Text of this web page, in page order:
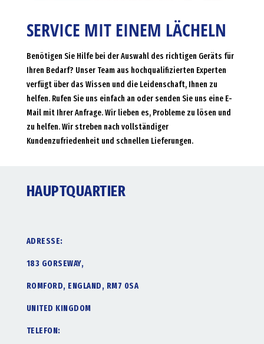
SERVICE MIT EINEM LÄCHELN
Benötigen Sie Hilfe bei der Auswahl des richtigen Geräts für
Ihren Bedarf? Unser Team aus hochqualifizierten Experten
verfügt über das Wissen und die Leidenschaft, Ihnen zu
helfen. Rufen Sie uns einfach an oder senden Sie uns eine E-
Mail mit Ihrer Anfrage. Wir lieben es, Probleme zu lösen und
zu helfen. Wir streben nach vollständiger
Kundenzufriedenheit und schnellen Lieferungen.
HAUPTQUARTIER
ADRESSE:
183 GORSEWAY,
ROMFORD, ENGLAND, RM7 0SA
UNITED KINGDOM
TELEFON: